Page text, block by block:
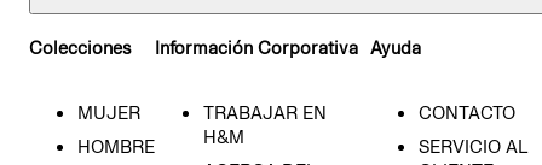
Colecciones
MUJER
HOMBRE
Información Corporativa
TRABAJAR EN
H&M
Ayuda
CONTACTO
SERVICIO AL